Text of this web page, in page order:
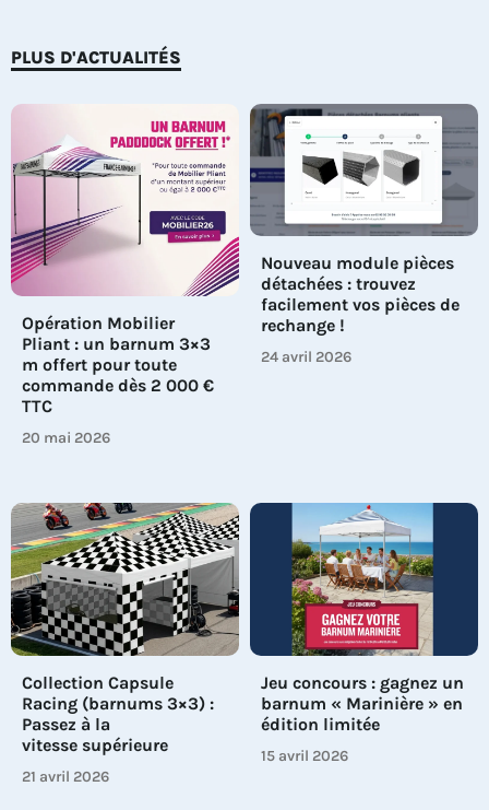
PLUS D'ACTUALITÉS
Opération Mobilier
Pliant : un barnum 3×3
m offert pour toute
commande dès 2 000 €
TTC
20 mai 2026
Nouveau module pièces
détachées : trouvez
facilement vos pièces de
rechange !
24 avril 2026
Collection Capsule
Racing (barnums 3×3) :
Passez à la
vitesse supérieure
21 avril 2026
Jeu concours : gagnez un
barnum « Marinière » en
édition limitée
15 avril 2026